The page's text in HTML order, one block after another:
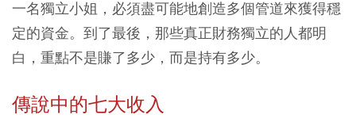
一名獨立小姐，必須盡可能地創造多個管道來獲得穩
定的資金。到了最後，那些真正財務獨立的人都明
白，重點不是賺了多少，而是持有多少。
傳說中的七大收入